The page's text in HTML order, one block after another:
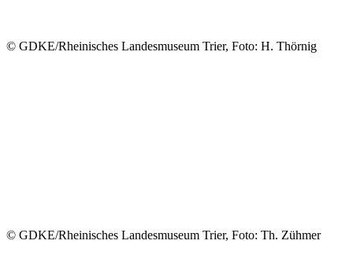
© GDKE/Rheinisches Landesmuseum Trier, Foto: H. Thörnig
© GDKE/Rheinisches Landesmuseum Trier, Foto: Th. Zühmer